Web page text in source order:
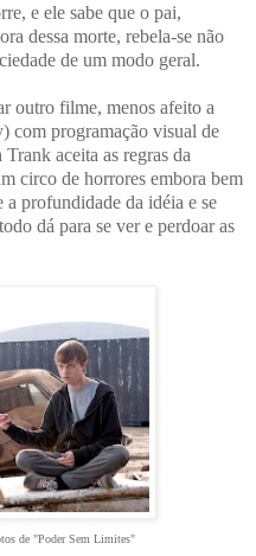
e ele sabe que o pai,
dessa morte, rebela-se não
de um modo geral.
outro filme, menos afeito a
com programação visual de
aceita as regras da
circo de horrores embora bem
a profundidade da idéia e se
dá para se ver e perdoar as
de "Poder Sem Limites"